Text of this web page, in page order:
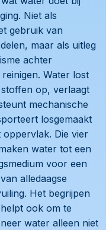
Niet als
gebruik van
maar als uitleg
achter
Water lost
op, verlaagt
mechanische
losgemaakt
Die vier
water tot een
voor een
alledaagse
Het begrijpen
ook om te
water alleen niet